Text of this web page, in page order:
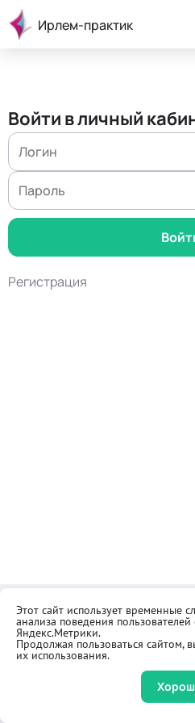
Ирлем-практик
Войти в личный
Регистрация
Контакты
Как купить
Реквизиты
Оферта
Правила
Этот сайт использует временные
анализа поведения
Яндекс.Метрики.
Продолжая пользоваться сайтом,
их использования.